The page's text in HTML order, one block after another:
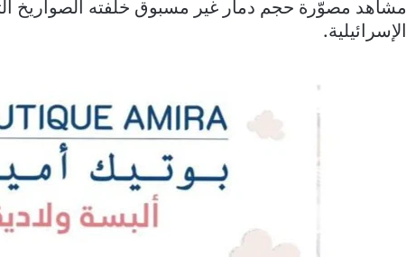
مشاهد مصوّرة حجم دمار غير مسبوق خلّفته الصواريخ
الإسرائيلية.